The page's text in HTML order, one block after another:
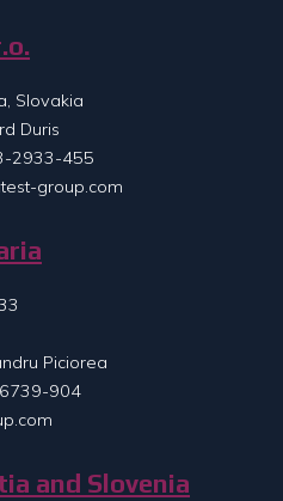
Slovakia
Duris
2933-455
group.com
Piciorea
904
and Slovenia